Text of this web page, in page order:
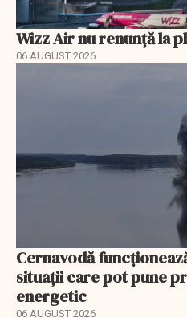
Wizz Air nu renunță la
06 AUGUST 2026
Cernavodă
situații care pot pune
energetic
06 AUGUST 2026